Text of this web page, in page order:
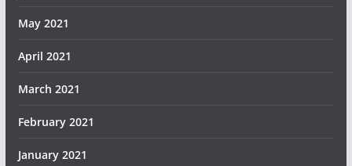
May 2021
April 2021
March 2021
February 2021
January 2021